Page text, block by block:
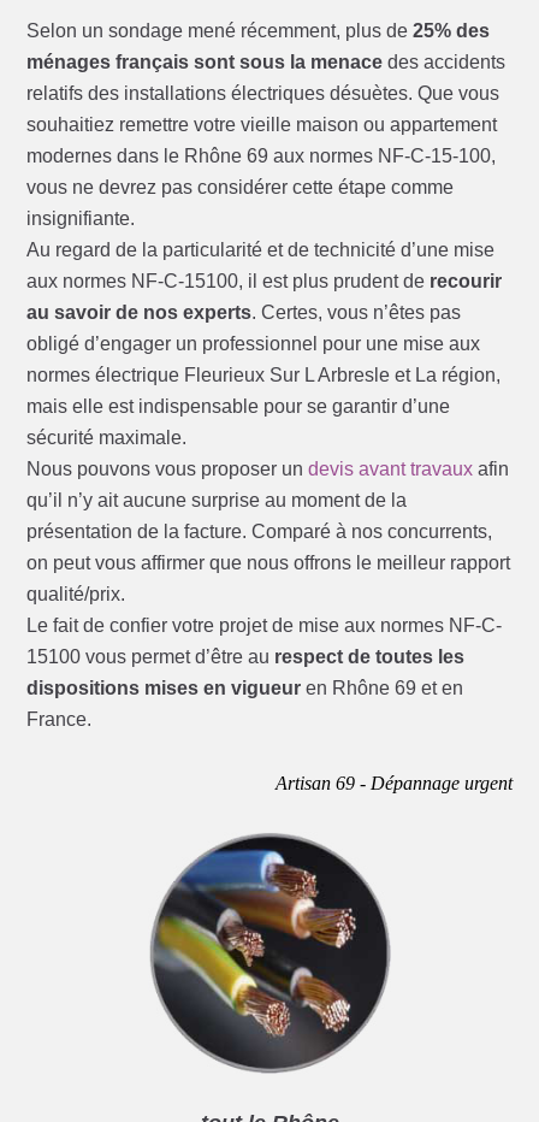
Selon un sondage mené récemment, plus de25% des
ménages français sont sous la menace des accidents
relatifs des installations électriques désuètes. Que vous
souhaitiez remettre votre vieille maison ou appartement
modernes dans le Rhône 69 aux normes NF-C-15-100,
vous ne devrez pas considérer cette étape comme
insignifiante.
Au regard de la particularité et de technicité d’une mise
aux normes NF-C-15100, il est plus prudent de recourir
au savoir de nos experts. Certes, vous n’êtes pas
obligé d’engager un professionnel pour une mise aux
normes électrique Fleurieux Sur L Arbresle et La région,
mais elle est indispensable pour se garantir d’une
sécurité maximale.
Nous pouvons vous proposer undevis avant travaux afin
qu’il n’y ait aucune surprise au moment de la
présentation de la facture. Comparé à nos concurrents,
on peut vous affirmer que nous offrons le meilleur rapport
qualité/prix.
Le fait de confier votre projet de mise aux normes NF-C-
15100 vous permet d’être au respect de toutes les
dispositions mises en vigueur en Rhône 69 et en
France.
Artisan 69 - Dépannage urgent